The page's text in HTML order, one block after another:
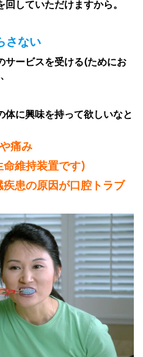
していただけますから。
さない
サービスを受ける(ためにお
体に興味を持って欲しいなと
痛み
維持装置です)
患の原因が口腔トラブ